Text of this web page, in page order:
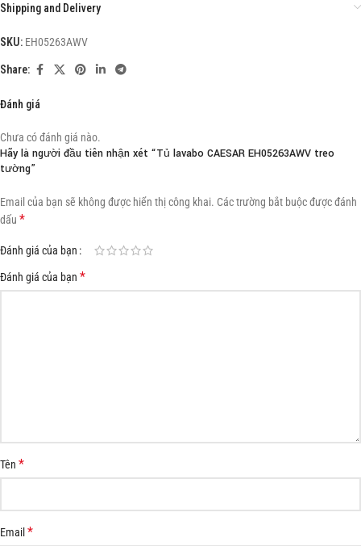
Shipping and Delivery
SKU: EH05263AWV
Share:
Đánh giá
Chưa có đánh giá nào.
Hãy là người đầu tiên nhận xét “Tủ lavabo CAESAR EH05263AWV treo
tường”
Email của bạn sẽ không được hiển thị công khai. Các trường bắt buộc được đánh
dấu *
Đánh giá của bạn
Đánh giá của bạn *
Tên *
Email*